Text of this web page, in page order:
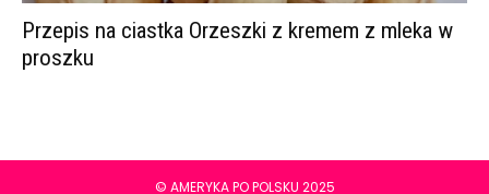
Przepis na ciastka Orzeszki z kremem z mleka w
proszku
© AMERYKA PO POLSKU 2025